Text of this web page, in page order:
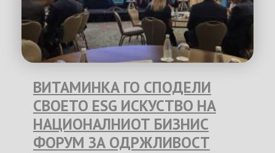
ВИТАМИНКА ГО СПОДЕЛИ
СВОЕТО ESG ИСКУСТВО НА
НАЦИОНАЛНИОТ БИЗНИС
ФОРУМ ЗА ОДРЖЛИВОСТ